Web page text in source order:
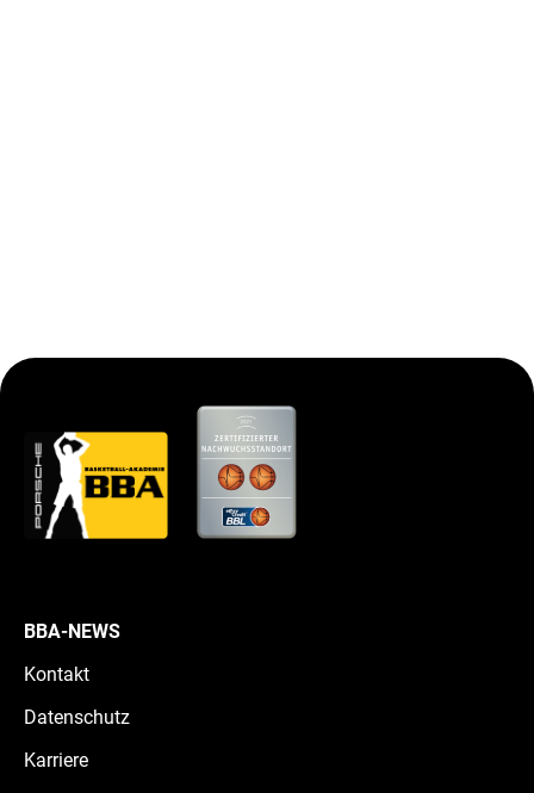
BBA-NEWS
Kontakt
Datenschutz
Karriere